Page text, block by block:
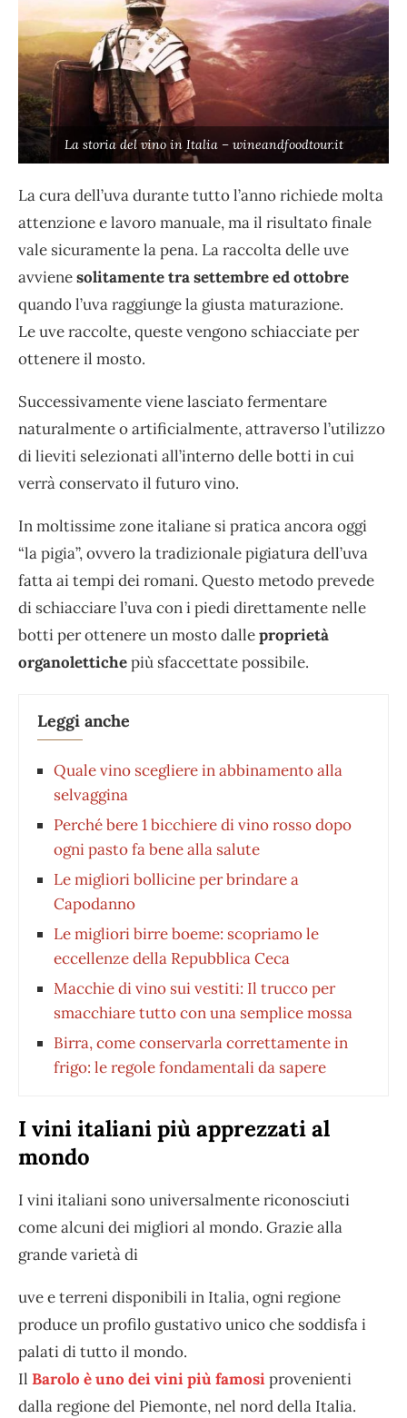
La storia del vino in Italia – wineandfoodtour.it
La cura dell’uva durante tutto l’anno richiede molta
attenzione e lavoro manuale, ma il risultato finale
vale sicuramente la pena. La raccolta delle uve
avvienesolitamente tra settembre ed ottobre
quando l’uva raggiunge la giusta maturazione.
Le uve raccolte, queste vengono schiacciate per
ottenere il mosto.
Successivamente viene lasciato fermentare
naturalmente o artificialmente, attraverso l’utilizzo
di lieviti selezionati all’interno delle botti in cui
verrà conservato il futuro vino.
In moltissime zone italiane si pratica ancora oggi
“la pigia”, ovvero la tradizionale pigiatura dell’uva
fatta ai tempi dei romani. Questo metodo prevede
di schiacciare l’uva con i piedi direttamente nelle
botti per ottenere un mosto dalleproprietà
organolettichepiù sfaccettate possibile.
Leggi anche
Quale vino scegliere in abbinamento alla
selvaggina
Perché bere 1 bicchiere di vino rosso dopo
ogni pasto fa bene alla salute
Le migliori bollicine per brindare a
Capodanno
Le migliori birre boeme: scopriamo le
eccellenze della Repubblica Ceca
Macchie di vino sui vestiti: Il trucco per
smacchiare tutto con una semplice mossa
Birra, come conservarla correttamente in
frigo: le regole fondamentali da sapere
I vini italiani più apprezzati al
mondo
I vini italiani sono universalmente riconosciuti
come alcuni dei migliori al mondo. Grazie alla
grande varietà di
uve e terreni disponibili in Italia, ogni regione
produce un profilo gustativo unico che soddisfa i
palati di tutto il mondo.
Il Barolo è uno dei vini più famosiprovenienti
dalla regione del Piemonte, nel nord della Italia.